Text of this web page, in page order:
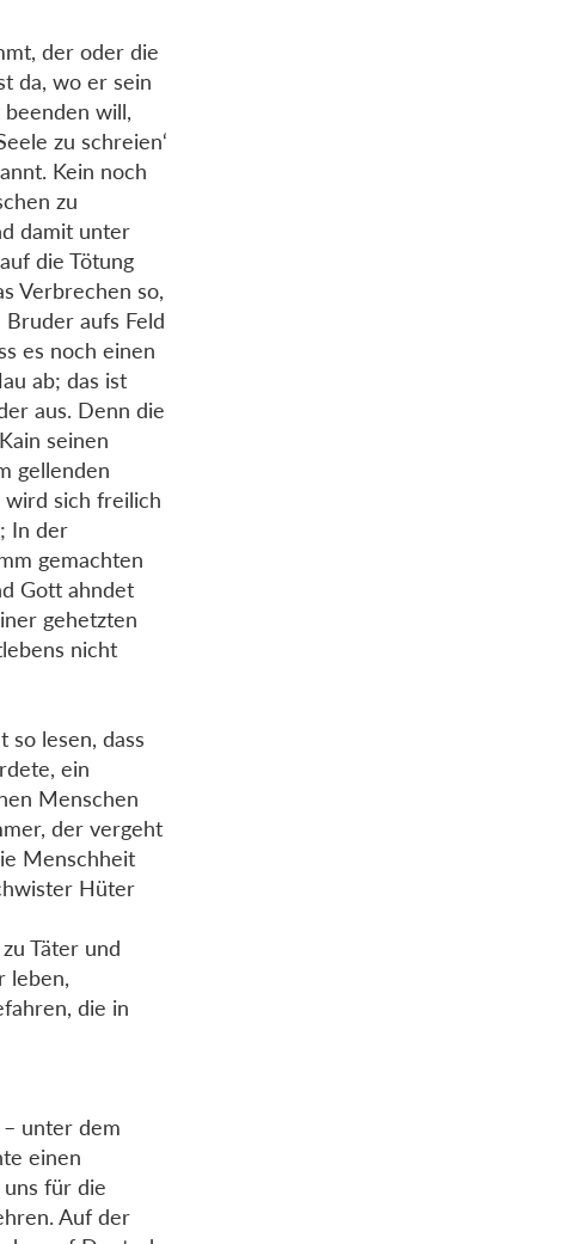
der oder die
da, wo er sein
will,
zu schreien‘
Kein noch
zu
damit unter
die Tötung
Verbrechen so,
aufs Feld
es noch einen
ab; das ist
aus. Denn die
seinen
gellenden
wird sich freilich
In der
gemachten
Gott ahndet
gehetzten
nicht
so lesen, dass
ein
Menschen
der vergeht
Menschheit
Hüter
Täter und
leben,
die in
unter dem
einen
für die
Auf der